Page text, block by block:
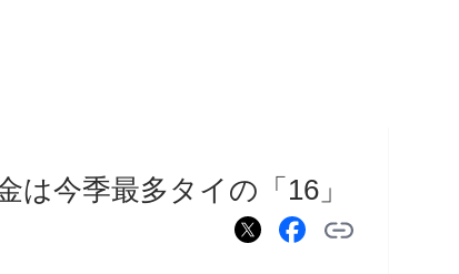
は今季最多タイの「16」